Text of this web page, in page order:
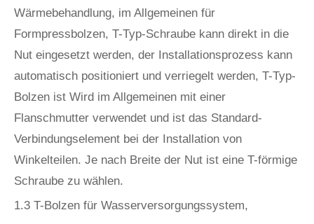
Wärmebehandlung, im Allgemeinen für
Formpressbolzen, T-Typ-Schraube kann direkt in die
Nut eingesetzt werden, der Installationsprozess kann
automatisch positioniert und verriegelt werden, T-Typ-
Bolzen ist Wird im Allgemeinen mit einer
Flanschmutter verwendet und ist das Standard-
Verbindungselement bei der Installation von
Winkelteilen. Je nach Breite der Nut ist eine T-förmige
Schraube zu wählen.
1.3 T-Bolzen für Wasserversorgungssystem,